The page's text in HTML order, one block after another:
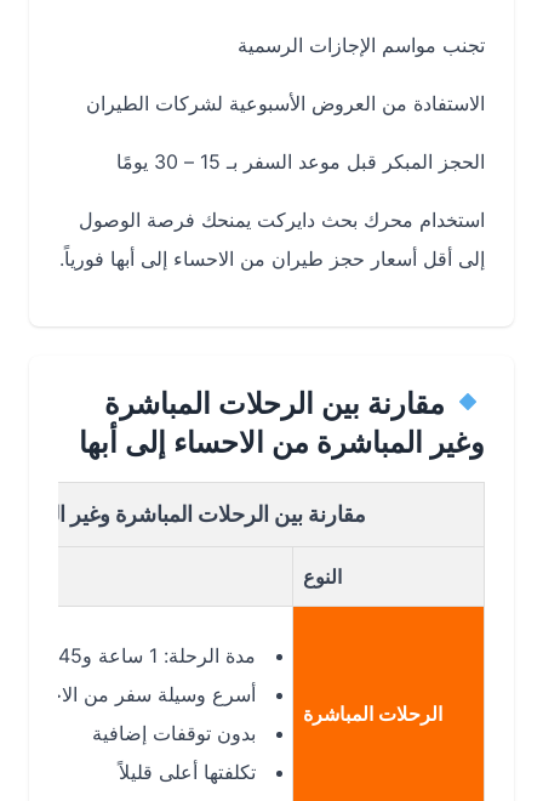
تجنب مواسم الإجازات الرسمية
الاستفادة من العروض الأسبوعية لشركات الطيران
الحجز المبكر قبل موعد السفر بـ 15 – 30 يومًا
استخدام محرك بحث دايركت يمنحك فرصة الوصول
إلى أقل أسعار حجز طيران من الاحساء إلى أبها فورياً.
مقارنة بين الرحلات المباشرة
وغير المباشرة من الاحساء إلى أبها
مقارنة بين الرحلات المباشرة وغير المباشرة من
الرحلات المباشرة
مدة الرحلة: 1 ساعة و45 دقيقة (في حالة توفرها)
أسرع وسيلة سفر من الاحساء إلى أبها
بدون توقفات إضافية
تكلفتها أعلى قليلاً